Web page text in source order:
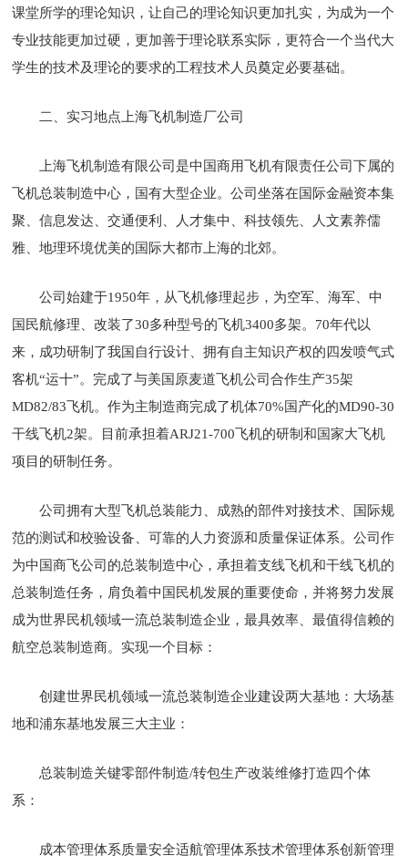
课堂所学的理论知识，让自己的理论知识更加扎实，为成为一个
专业技能更加过硬，更加善于理论联系实际，更符合一个当代大
学生的技术及理论的要求的工程技术人员奠定必要基础。
二、实习地点上海飞机制造厂公司
上海飞机制造有限公司是中国商用飞机有限责任公司下属的
飞机总装制造中心，国有大型企业。公司坐落在国际金融资本集
聚、信息发达、交通便利、人才集中、科技领先、人文素养儒
雅、地理环境优美的国际大都市上海的北郊。
公司始建于1950年，从飞机修理起步，为空军、海军、中
国民航修理、改装了30多种型号的飞机3400多架。70年代以
来，成功研制了我国自行设计、拥有自主知识产权的四发喷气式
客机“运十”。完成了与美国原麦道飞机公司合作生产35架
MD82/83飞机。作为主制造商完成了机体70%国产化的MD90-30
干线飞机2架。目前承担着ARJ21-700飞机的研制和国家大飞机
项目的研制任务。
公司拥有大型飞机总装能力、成熟的部件对接技术、国际规
范的测试和校验设备、可靠的人力资源和质量保证体系。公司作
为中国商飞公司的总装制造中心，承担着支线飞机和干线飞机的
总装制造任务，肩负着中国民机发展的重要使命，并将努力发展
成为世界民机领域一流总装制造企业，最具效率、最值得信赖的
航空总装制造商。实现一个目标：
创建世界民机领域一流总装制造企业建设两大基地：大场基
地和浦东基地发展三大主业：
总装制造关键零部件制造/转包生产改装维修打造四个体
系：
成本管理体系质量安全适航管理体系技术管理体系创新管理